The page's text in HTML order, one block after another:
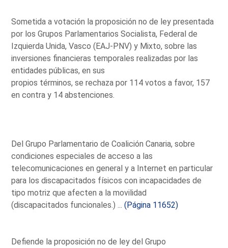
Sometida a votación la proposición no de ley presentada
por los Grupos Parlamentarios Socialista, Federal de
Izquierda Unida, Vasco (EAJ-PNV) y Mixto, sobre las
inversiones financieras temporales realizadas por las
entidades públicas, en sus
propios términos, se rechaza por 114 votos a favor, 157
en contra y 14 abstenciones.
Del Grupo Parlamentario de Coalición Canaria, sobre
condiciones especiales de acceso a las
telecomunicaciones en general y a Internet en particular
para los discapacitados físicos con incapacidades de
tipo motriz que afecten a la movilidad
(discapacitados funcionales.) ...(Página 11652)
Defiende la proposición no de ley del Grupo